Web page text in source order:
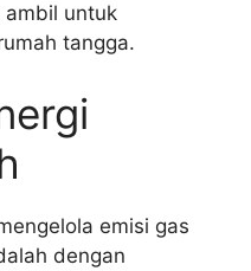
ambil untuk
tangga.
emisi gas
dengan